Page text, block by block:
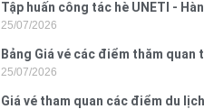
Tập huấn công tác hè UNETI -
Hòn Dấu, Đồ Sơn
25/07/2026
Bảng Giá vé các điểm thăm quan
La 2026
25/07/2026
Giá vé tham quan các điểm du